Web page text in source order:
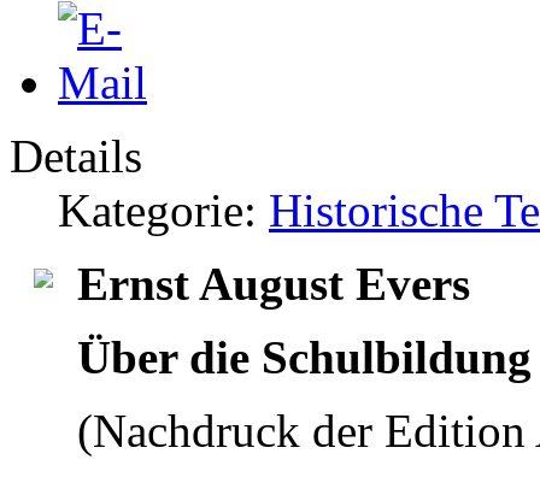
Details
Kategorie: Historische
Ernst August Evers
Über die
(Nachdruck der Edition